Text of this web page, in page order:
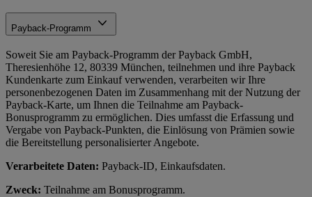
Payback-Programm
Soweit Sie am Payback-Programm der Payback GmbH,
Theresienhöhe 12, 80339 München, teilnehmen und ihre Payback
Kundenkarte zum Einkauf verwenden, verarbeiten wir Ihre
personenbezogenen Daten im Zusammenhang mit der Nutzung der
Payback-Karte, um Ihnen die Teilnahme am Payback-
Bonusprogramm zu ermöglichen. Dies umfasst die Erfassung und
Vergabe von Payback-Punkten, die Einlösung von Prämien sowie
die Bereitstellung personalisierter Angebote.
Verarbeitete Daten: Payback-ID, Einkaufsdaten.
Zweck: Teilnahme am Bonusprogramm.